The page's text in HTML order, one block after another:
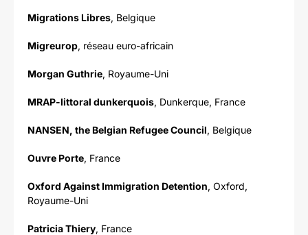
Migrations Libres, Belgique
Migreurop, réseau euro-africain
Morgan Guthrie, Royaume-Uni
MRAP-littoral dunkerquois, Dunkerque, France
NANSEN, the Belgian Refugee Council, Belgique
Ouvre Porte, France
Oxford Against Immigration Detention, Oxford,
Royaume-Uni
Patricia Thiery, France